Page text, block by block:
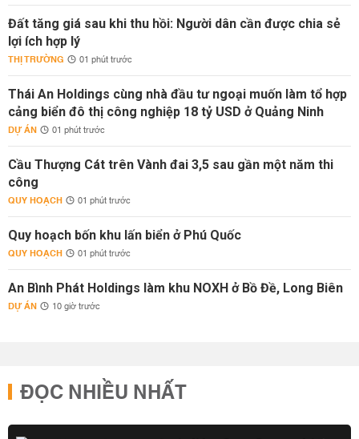
Đất tăng giá sau khi thu hồi: Người dân cần được chia sẻ
lợi ích hợp lý
THỊ TRƯỜNG 01 phút trước
Thái An Holdings cùng nhà đầu tư ngoại muốn làm tổ hợp
cảng biển đô thị công nghiệp 18 tỷ USD ở Quảng Ninh
DỰ ÁN 01 phút trước
Cầu Thượng Cát trên Vành đai 3,5 sau gần một năm thi
công
QUY HOẠCH 01 phút trước
Quy hoạch bốn khu lấn biển ở Phú Quốc
QUY HOẠCH 01 phút trước
An Bình Phát Holdings làm khu NOXH ở Bồ Đề, Long Biên
DỰ ÁN 10 giờ trước
ĐỌC NHIỀU NHẤT